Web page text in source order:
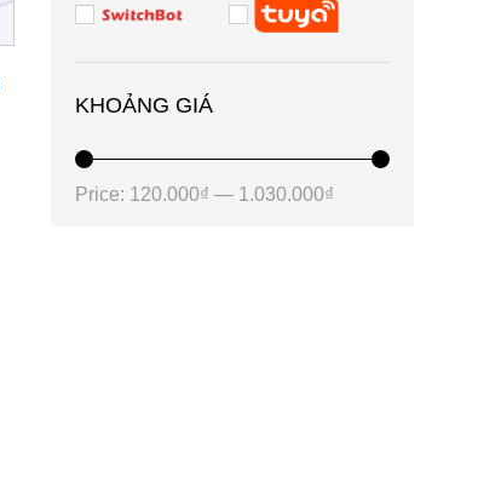
KHOẢNG GIÁ
Price: 120.000₫ — 1.030.000₫